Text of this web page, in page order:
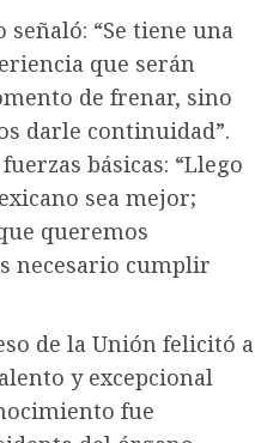
“Se tiene una
que serán
de frenar, sino
darle continuidad”.
básicas: “Llego
sea mejor;
queremos
necesario cumplir
de la Unión felicitó a
y excepcional
fue